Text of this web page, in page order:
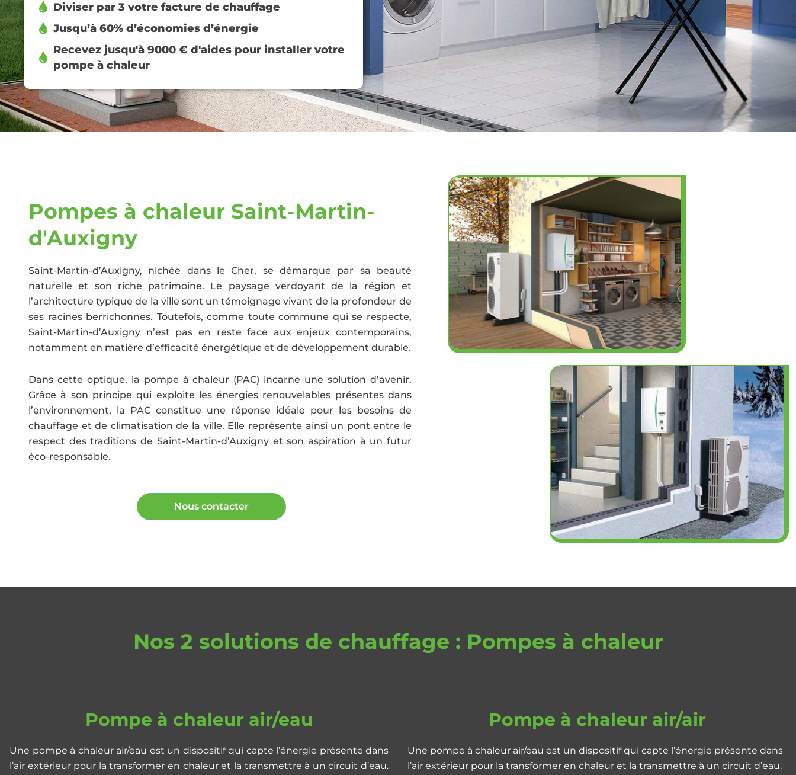
Diviser par 3 votre facture de chauffage
Jusqu’à 60% d’économies d’énergie
Recevez jusqu'à 9000 € d'aides pour installer votre
pompe à chaleur
Pompes à chaleur Saint-Martin-
d'Auxigny
Saint-Martin-d’Auxigny, nichée dans le Cher, se démarque par sa beauté
naturelle et son riche patrimoine. Le paysage verdoyant de la région et
l’architecture typique de la ville sont un témoignage vivant de la profondeur de
ses racines berrichonnes. Toutefois, comme toute commune qui se respecte,
Saint-Martin-d’Auxigny n’est pas en reste face aux enjeux contemporains,
notamment en matière d’efficacité énergétique et de développement durable.
Dans cette optique, la pompe à chaleur (PAC) incarne une solution d’avenir.
Grâce à son principe qui exploite les énergies renouvelables présentes dans
l’environnement, la PAC constitue une réponse idéale pour les besoins de
chauffage et de climatisation de la ville. Elle représente ainsi un pont entre le
respect des traditions de Saint-Martin-d’Auxigny et son aspiration à un futur
éco-responsable.
Nous contacter
Nos 2 solutions de chauffage : Pompes à chaleur
Pompe à chaleur air/eau
Une pompe à chaleur air/eau est un dispositif qui capte l’énergie présente dans
l’air extérieur pour la transformer en chaleur et la transmettre à un circuit d’eau.
Pompe à chaleur air/air
Une pompe à chaleur air/eau est un dispositif qui capte l’énergie présente dans
l’air extérieur pour la transformer en chaleur et la transmettre à un circuit d’eau.